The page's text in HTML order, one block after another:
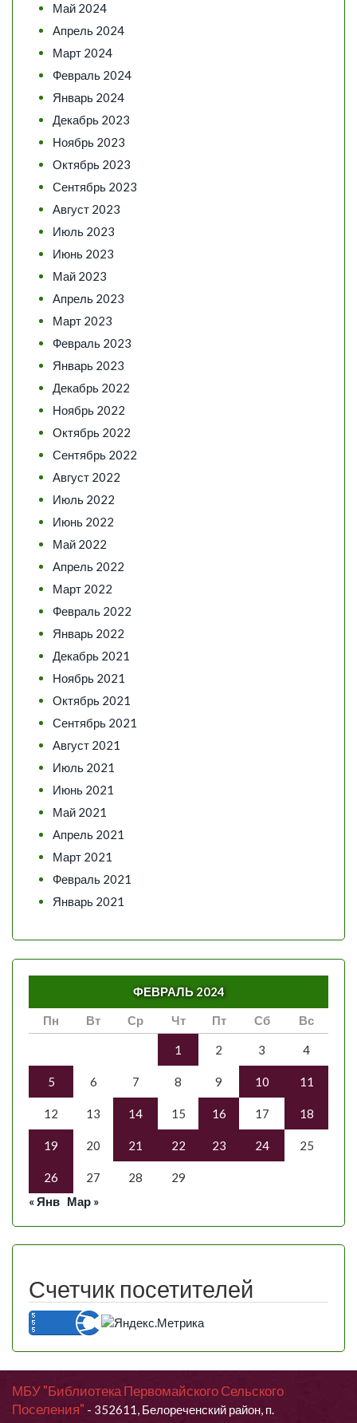
Май 2024
Апрель 2024
Март 2024
Февраль 2024
Январь 2024
Декабрь 2023
Ноябрь 2023
Октябрь 2023
Сентябрь 2023
Август 2023
Июль 2023
Июнь 2023
Май 2023
Апрель 2023
Март 2023
Февраль 2023
Январь 2023
Декабрь 2022
Ноябрь 2022
Октябрь 2022
Сентябрь 2022
Август 2022
Июль 2022
Июнь 2022
Май 2022
Апрель 2022
Март 2022
Февраль 2022
Январь 2022
Декабрь 2021
Ноябрь 2021
Октябрь 2021
Сентябрь 2021
Август 2021
Июль 2021
Июнь 2021
Май 2021
Апрель 2021
Март 2021
Февраль 2021
Январь 2021
ФЕВРАЛЬ 2024
Пн
Вт Ср Чт Пт Сб Вс
1 2 3 4
5 6 7 8 9 10 11
12 13 14 15 16 17 18
19 20 21 22 23 24 25
26 27 28
29
« Янв Мар »
Счетчик посетителей
МБУ "Библиотека Первомайского Сельского
Поселения" - 352611, Белореченский район, п.